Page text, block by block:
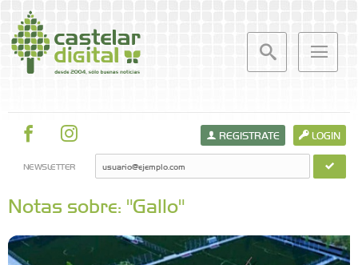
LOGIN
REGISTRATE
NEWSLETTER
Notas sobre: "Gallo"